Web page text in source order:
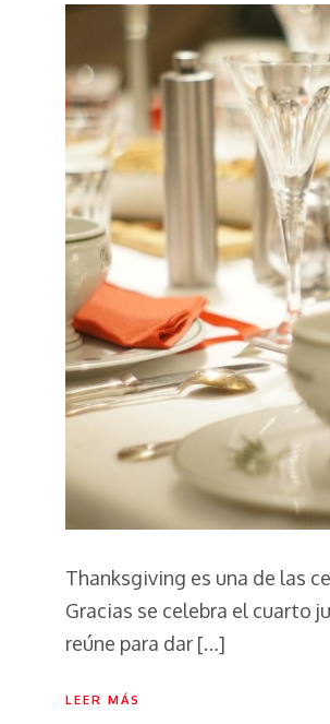
Thanksgiving es una de las
Gracias se celebra el cuarto
reúne para dar […]
LEER MÁS